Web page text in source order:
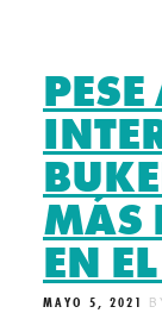
MÁS
EN
MAYO 5, 2021